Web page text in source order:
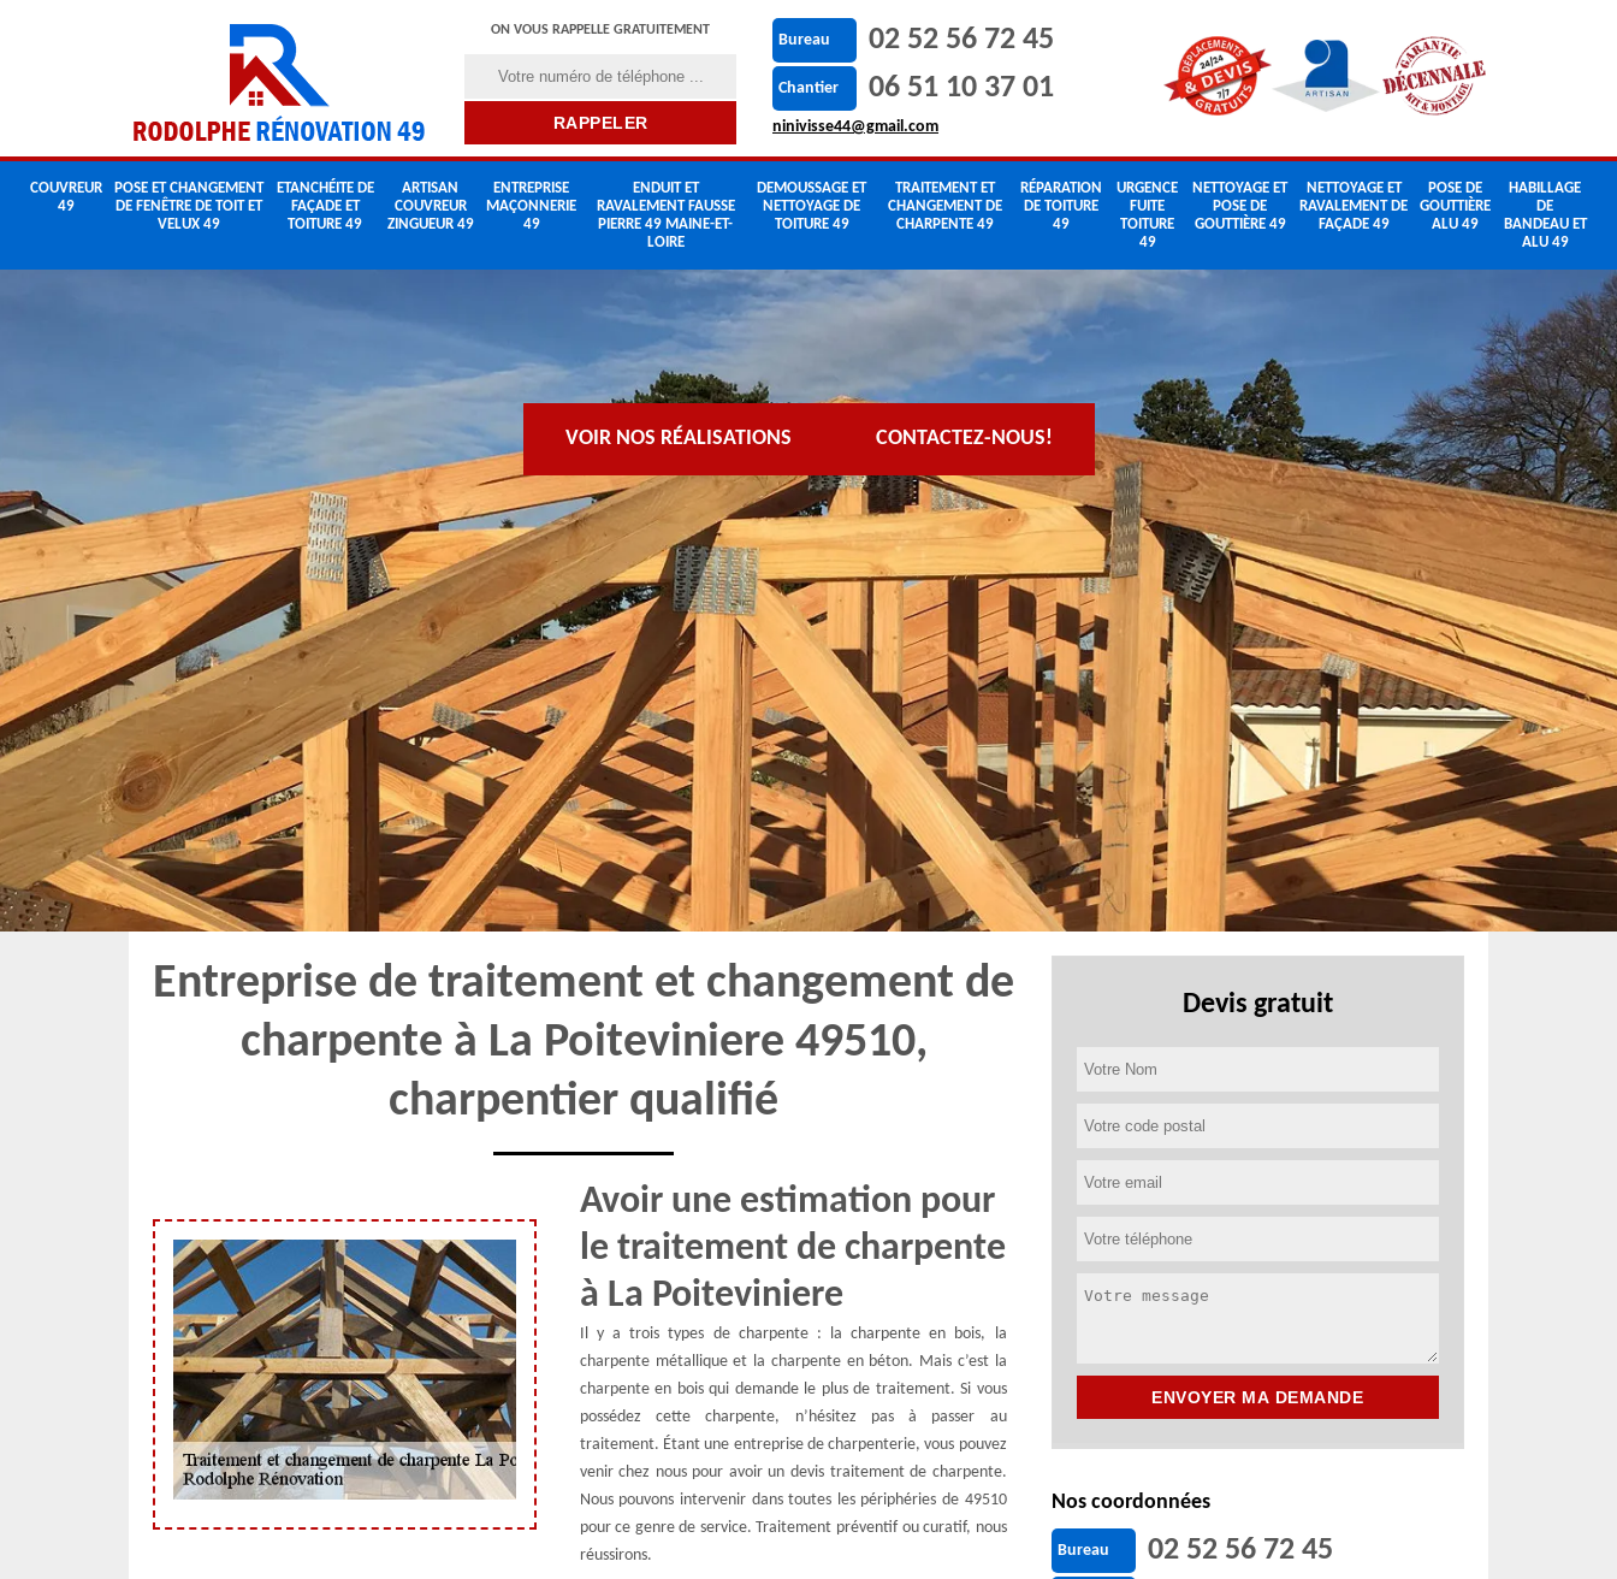
ON VOUS RAPPELLE GRATUITEMENT
Bureau 02 52 56 72 45
Chantier 06 51 10 37 01
ninivisse44@gmail.com
COUVREUR
49
POSE ET CHANGEMENT
DE FENÊTRE DE TOIT ET
VELUX 49
ETANCHÉITE DE
FAÇADE ET
TOITURE 49
ARTISAN
COUVREUR
ZINGUEUR 49
ENTREPRISE
MAÇONNERIE
49
ENDUIT ET
RAVALEMENT FAUSSE
PIERRE 49 MAINE-ET-
LOIRE
DEMOUSSAGE ET
NETTOYAGE DE
TOITURE 49
TRAITEMENT ET
CHANGEMENT DE
CHARPENTE 49
RÉPARATION
DE TOITURE
49
URGENCE
FUITE
TOITURE
49
NETTOYAGE ET
POSE DE
GOUTTIÈRE 49
NETTOYAGE ET
RAVALEMENT DE
FAÇADE 49
POSE DE
GOUTTIÈRE
ALU 49
HABILLAGE
DE
BANDEAU ET
ALU 49
VOIR NOS RÉALISATIONS CONTACTEZ-NOUS!
Entreprise de traitement et changement de
charpente à La Poiteviniere 49510,
charpentier qualifié
Avoir une estimation pour
le traitement de charpente
à La Poiteviniere
Il y a trois types de charpente : la charpente en bois, la
charpente métallique et la charpente en béton. Mais c’est la
charpente en bois qui demande le plus de traitement. Si vous
possédez cette charpente, n’hésitez pas à passer au
traitement. Étant une entreprise de charpenterie, vous pouvez
venir chez nous pour avoir un devis traitement de charpente.
Nous pouvons intervenir dans toutes les périphéries de 49510
pour ce genre de service. Traitement préventif ou curatif, nous
réussirons.
Devis gratuit
Nos coordonnées
Bureau 02 52 56 72 45